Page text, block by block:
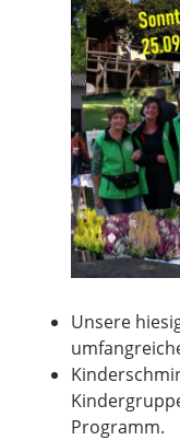
Unsere
Programm.